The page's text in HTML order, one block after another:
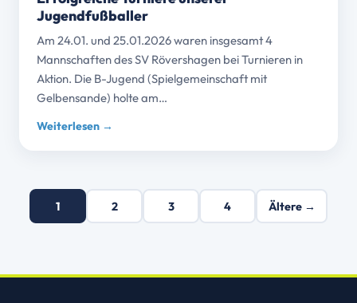
Jugendfußballer
Am 24.01. und 25.01.2026 waren insgesamt 4
Mannschaften des SV Rövershagen bei Turnieren in
Aktion. Die B-Jugend (Spielgemeinschaft mit
Gelbensande) holte am…
Weiterlesen →
1 2 3 4 Ältere →